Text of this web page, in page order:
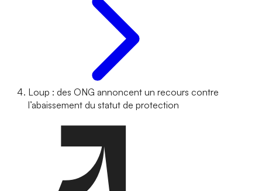
Loup : des ONG annoncent un recours contre
l’abaissement du statut de protection